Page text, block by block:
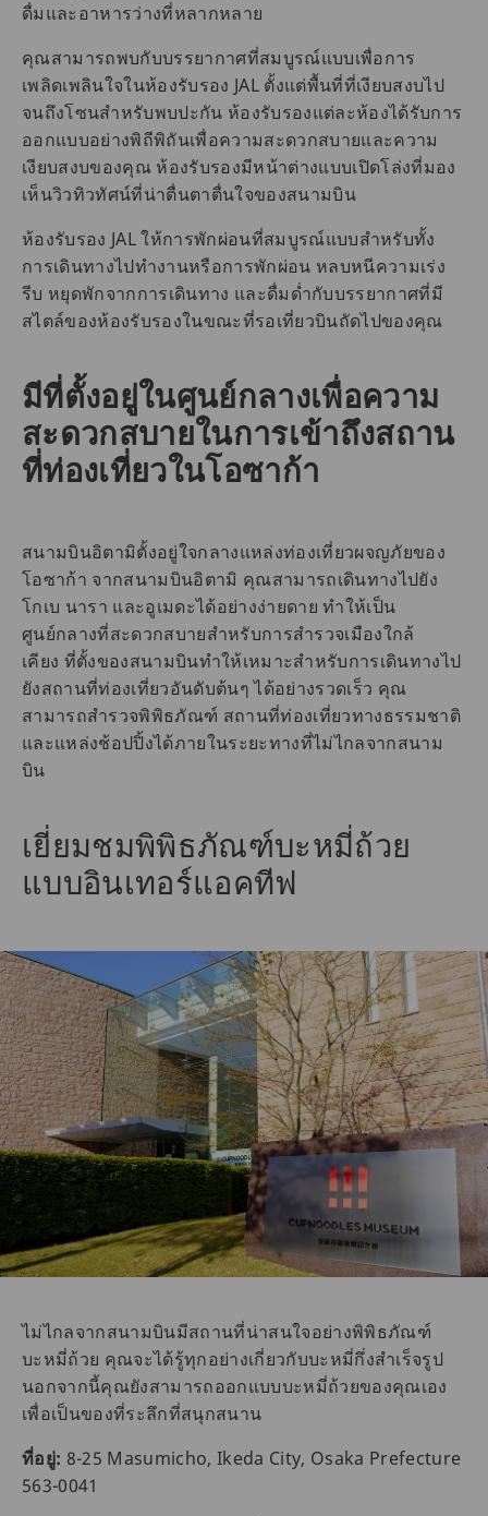
ดื่มและอาหารว่างที่หลากหลาย
คุณสามารถพบกับบรรยากาศที่สมบูรณ์แบบเพื่อการ
เพลิดเพลินใจในห้องรับรอง JAL ตั้งแต่พื้นที่ที่เงียบสงบไป
จนถึงโซนสำหรับพบปะกัน ห้องรับรองแต่ละห้องได้รับการ
ออกแบบอย่างพิถีพิถันเพื่อความสะดวกสบายและความ
เงียบสงบของคุณ ห้องรับรองมีหน้าต่างแบบเปิดโล่งที่มอง
เห็นวิวทิวทัศน์ที่น่าตื่นตาตื่นใจของสนามบิน
ห้องรับรอง JAL ให้การพักผ่อนที่สมบูรณ์แบบสำหรับทั้ง
การเดินทางไปทำงานหรือการพักผ่อน หลบหนีความเร่ง
รีบ หยุดพักจากการเดินทาง และดื่มด่ำกับบรรยากาศที่มี
สไตล์ของห้องรับรองในขณะที่รอเที่ยวบินถัดไปของคุณ
มีที่ตั้งอยู่ในศูนย์กลางเพื่อความ
สะดวกสบายในการเข้าถึงสถาน
ที่ท่องเที่ยวในโอซาก้า
สนามบินอิตามิตั้งอยู่ใจกลางแหล่งท่องเที่ยวผจญภัยของ
โอซาก้า จากสนามบินอิตามิ คุณสามารถเดินทางไปยัง
โกเบ นารา และอูเมดะได้อย่างง่ายดาย ทำให้เป็น
ศูนย์กลางที่สะดวกสบายสำหรับการสำรวจเมืองใกล้
เคียง ที่ตั้งของสนามบินทำให้เหมาะสำหรับการเดินทางไป
ยังสถานที่ท่องเที่ยวอันดับต้นๆ ได้อย่างรวดเร็ว คุณ
สามารถสำรวจพิพิธภัณฑ์ สถานที่ท่องเที่ยวทางธรรมชาติ
และแหล่งช้อปปิ้งได้ภายในระยะทางที่ไม่ไกลจากสนาม
บิน
เยี่ยมชมพิพิธภัณฑ์บะหมี่ถ้วย
แบบอินเทอร์แอคทีฟ
ไม่ไกลจากสนามบินมีสถานที่น่าสนใจอย่างพิพิธภัณฑ์
บะหมี่ถ้วย คุณจะได้รู้ทุกอย่างเกี่ยวกับบะหมี่กึ่งสำเร็จรูป
นอกจากนี้คุณยังสามารถออกแบบบะหมี่ถ้วยของคุณเอง
เพื่อเป็นของที่ระลึกที่สนุกสนาน
ที่อยู่: 8-25 Masumicho, Ikeda City, Osaka Prefecture
563-0041